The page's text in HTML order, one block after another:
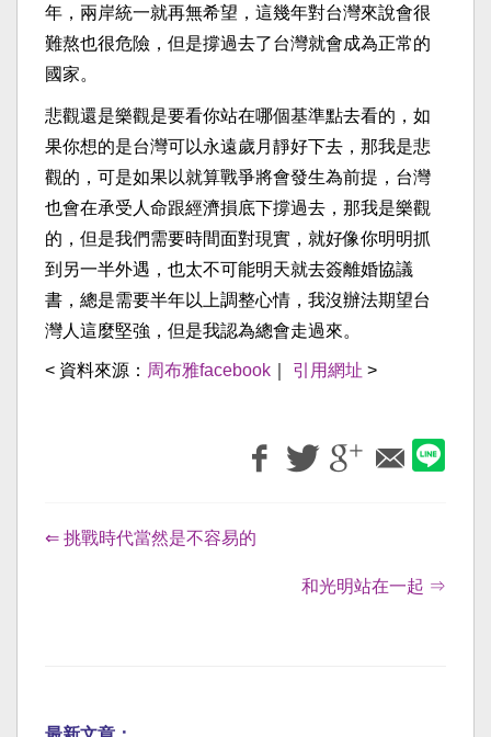
年，兩岸統一就再無希望，這幾年對台灣來說會很
難熬也很危險，但是撐過去了台灣就會成為正常的
國家。
悲觀還是樂觀是要看你站在哪個基準點去看的，如
果你想的是台灣可以永遠歲月靜好下去，那我是悲
觀的，可是如果以就算戰爭將會發生為前提，台灣
也會在承受人命跟經濟損底下撐過去，那我是樂觀
的，但是我們需要時間面對現實，就好像你明明抓
到另一半外遇，也太不可能明天就去簽離婚協議
書，總是需要半年以上調整心情，我沒辦法期望台
灣人這麼堅強，但是我認為總會走過來。
< 資料來源： 周布雅facebook 引用網址 >
⇐ 挑戰時代當然是不容易的
和光明站在一起 ⇒